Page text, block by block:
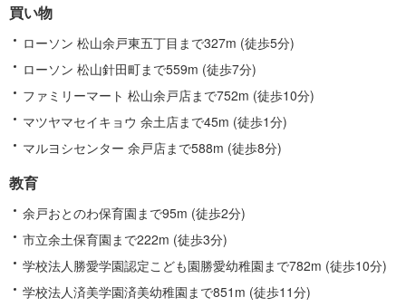
報
買い物
ローソン 松山余戸東五丁目まで327m (徒歩5分)
ローソン 松山針田町まで559m (徒歩7分)
ファミリーマート 松山余戸店まで752m (徒歩10分)
マツヤマセイキョウ 余土店まで45m (徒歩1分)
マルヨシセンター 余戸店まで588m (徒歩8分)
教育
余戸おとのわ保育園まで95m (徒歩2分)
市立余土保育園まで222m (徒歩3分)
学校法人勝愛学園認定こども園勝愛幼稚園まで782m (徒歩10分)
学校法人済美学園済美幼稚園まで851m (徒歩11分)